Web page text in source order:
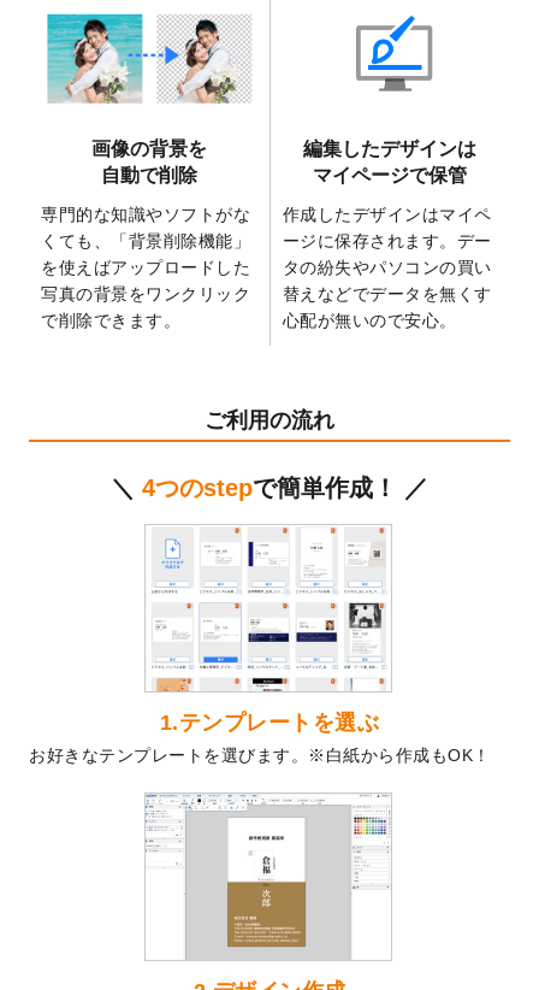
2025/6/9
「背景削除機能
」を実装しました。
2025/4/3
DMのデザインテンプレートを追加しまし
た。
を追加しました。
マスキングテープのデザインテンプレート
を追加しました。
2025/1/15
配置できるデータ形式が増えました。
（pdf、psd、eps、tifに対応）
2024/12/24
2025年版4月始まりのカレンダーデザイン
箔押し年賀状のデザインテンプレート
ステッカーのデザインテンプレート
しました。
2025年巳年の年賀状デザインテンプレート
を公開いたしました。
喪中はがきのデザインテンプレート
いたしました。
2025年版1月始まりのカレンダーデザイン
テンプレート
を公開いたしました。
なりました！
プラスチックカードのデザインテンプレー
トを追加しました。
回数券のデザインテンプレート
した。
暑中見舞いのデザインテンプレート
しました。
画像の背景を
自動で削除
専門的な知識やソフトがな
くても、「背景削除機能」
を使えばアップロードした
写真の背景をワンクリック
で削除できます。
編集したデザインは
マイページで保管
作成したデザインはマイペ
ージに保存されます。デー
タの紛失やパソコンの買い
替えなどでデータを無くす
心配が無いので安心。
ご利用の流れ
＼ 4つのstepで簡単作成！ ／
1.テンプレートを選ぶ
お好きなテンプレートを選びます。※白紙から作成もOK！